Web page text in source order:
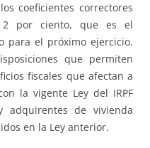
coeficientes correctores
por ciento, que es el
para el próximo ejercicio.
que permiten
fiscales que afectan a
la vigente Ley del IRPF
adquirentes de vivienda
en la Ley anterior.